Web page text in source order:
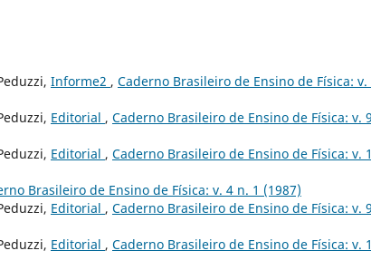
Informe2 , Caderno Brasileiro de Ensino de Física: v.
Editorial , Caderno Brasileiro de Ensino de Física: v.
Editorial , Caderno Brasileiro de Ensino de Física: v.
Brasileiro de Ensino de Física: v. 4 n. 1 (1987)
Editorial , Caderno Brasileiro de Ensino de Física: v.
Editorial , Caderno Brasileiro de Ensino de Física: v.